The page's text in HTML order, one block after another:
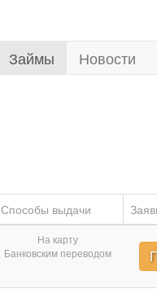
Займы Новости
Способы выдачи
На карту
Банковским переводом